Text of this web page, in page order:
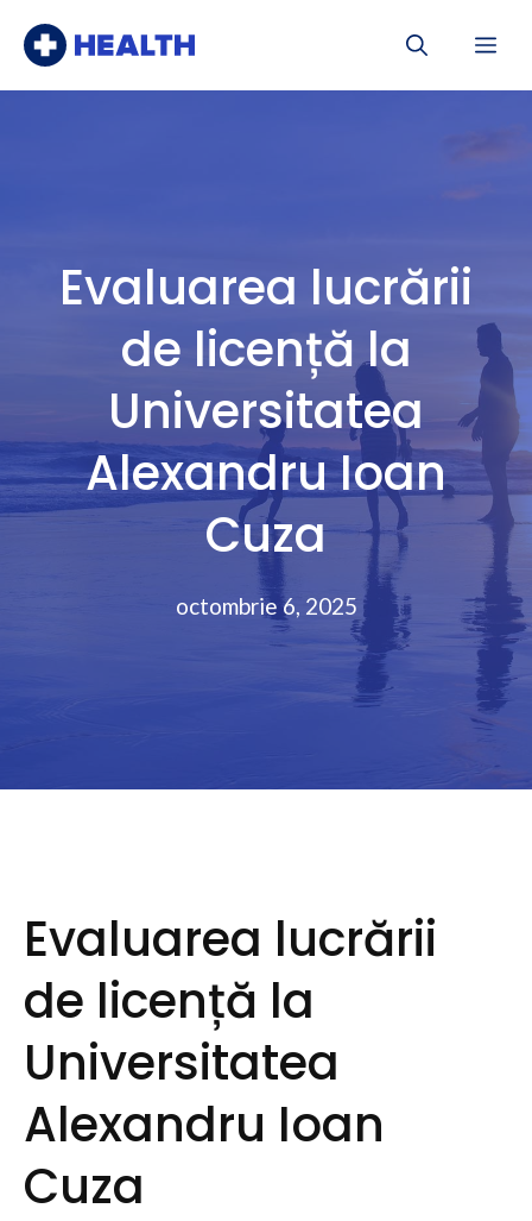
Evaluarea lucrării
de licență la
Universitatea
Alexandru Ioan
Cuza
octombrie 6, 2025
Evaluarea lucrării
de licență la
Universitatea
Alexandru Ioan
Cuza